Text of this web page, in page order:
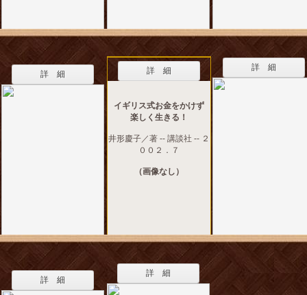
詳 細 詳 細
イギリス式お金をかけず
楽しく生きる！
井形慶子／著 -- 講談社 -- ２
００２．７
（画像なし）
詳 細
詳 細
詳 細